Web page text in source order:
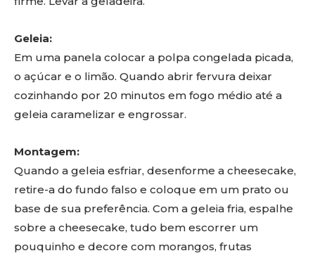
Geleia:
Em uma panela colocar a polpa congelada picada,
o açúcar e o limão. Quando abrir fervura deixar
cozinhando por 20 minutos em fogo médio até a
geleia caramelizar e engrossar.
Montagem:
Quando a geleia esfriar, desenforme a cheesecake,
retire-a do fundo falso e coloque em um prato ou
base de sua preferência. Com a geleia fria, espalhe
sobre a cheesecake, tudo bem escorrer um
pouquinho e decore com morangos, frutas